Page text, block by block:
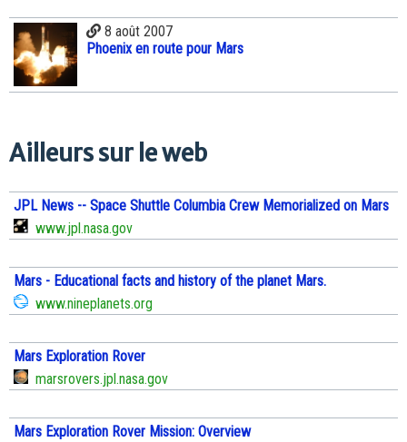
8 août 2007
Phoenix en route pour Mars
Ailleurs sur le web
JPL News -- Space Shuttle Columbia Crew Memorialized on Mars
www.jpl.nasa.gov
Mars - Educational facts and history of the planet Mars.
www.nineplanets.org
Mars Exploration Rover
marsrovers.jpl.nasa.gov
Mars Exploration Rover Mission: Overview